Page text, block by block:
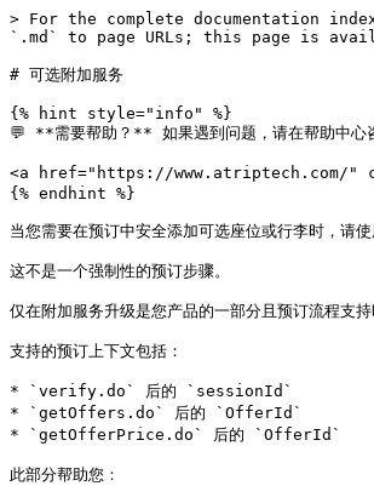
> For the complete documentation
`.md` to page URLs; this page is
# 可选附加服务
{% hint style="info" %}
💬 **需要帮助？** 如果遇到问题，请在帮助中心
<a href="https://www.atriptech.com/"
{% endhint %}
当您需要在预订中安全添加可选座位或行李时，请使
这不是一个强制性的预订步骤。
仅在附加服务升级是您产品的一部分且预订流程支持
支持的预订上下文包括：
* `verify.do` 后的 `sessionId`
* `getOffers.do` 后的 `OfferId`
* `getOfferPrice.do` 后的 `OfferId`
此部分帮助您：